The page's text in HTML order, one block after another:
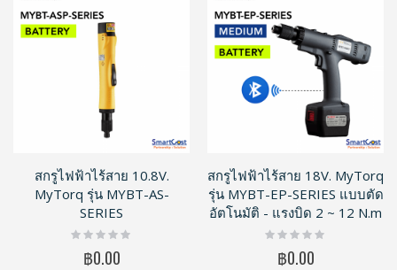
สกรูไฟฟ้าไร้สาย 10.8V.
MyTorq รุ่น MYBT-AS-
SERIES
Rating:
0%
฿0.00
สกรูไฟฟ้าไร้สาย 18V. MyTorq
รุ่น MYBT-EP-SERIES แบบตัด
อัตโนมัติ - แรงบิด 2 ~ 12 N.m
Rating:
0%
฿0.00